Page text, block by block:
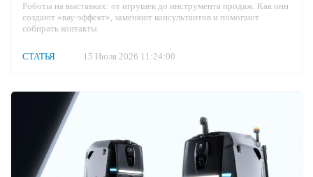
Роботы на выставках: от игрушек до инструмента продаж. Как они
создают «вау-эффект», заменяют консультантов и помогают
собирать контакты.
СТАТЬЯ 15 Июля 2026 11:24:00